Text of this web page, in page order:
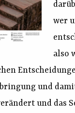
wer
also
und
und das